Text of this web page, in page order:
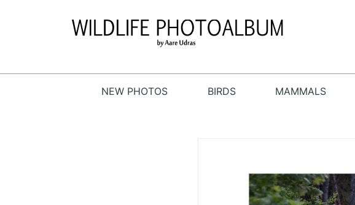
NEW PHOTOS BIRDS MAMMALS